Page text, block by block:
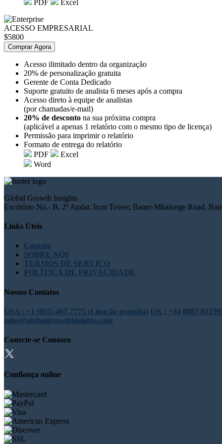
PDF
Excel
ACESSO EMPRESARIAL
$5800
Comprar Agora
Acesso ilimitado dentro da organização
20% de personalização gratuita
Gerente de Conta Dedicado
Suporte gratuito de analista 6 meses após a compra
Acesso direto à equipe de analistas
(por chamadas/e-mail)
20% de desconto na sua próxima compra
(aplicável a apenas 1 relatório com o mesmo tipo de licença)
Permissão para imprimir o relatório
Formato de entrega do relatório
PDF
Excel
Word
Global Growth Insights
Escritório No.- B, 2º Andar, Icon Tower, Baner-Mhalunge Road,
Links Úteis
Contato
SOBRE NÓS
TERMOS DE SERVIÇO
POLÍTICA DE PRIVACIDADE
Nossos Contatos
USA : +1 (855) 467-7775 (Ligação gratuita) UK : +44 8085
sales@globalgrowthinsights.com
Conecte-se Conosco
Confiança online